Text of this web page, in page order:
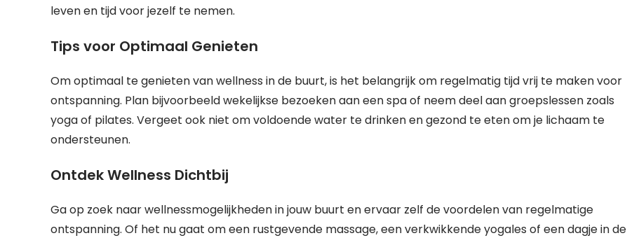
leven en tijd voor jezelf te nemen.
Tips voor Optimaal Genieten
Om optimaal te genieten van wellness in de buurt, is het belangrijk om regelmatig tijd vrij te maken voor
ontspanning. Plan bijvoorbeeld wekelijkse bezoeken aan een spa of neem deel aan groepslessen zoals
yoga of pilates. Vergeet ook niet om voldoende water te drinken en gezond te eten om je lichaam te
ondersteunen.
Ontdek Wellness Dichtbij
Ga op zoek naar wellnessmogelijkheden in jouw buurt en ervaar zelf de voordelen van regelmatige
ontspanning. Of het nu gaat om een rustgevende massage, een verkwikkende yogales of een dagje in de